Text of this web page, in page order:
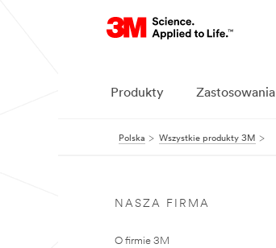
Produkty Zastosowania
Polska Wszystkie produkty 3M
NASZA FIRMA
O firmie 3M